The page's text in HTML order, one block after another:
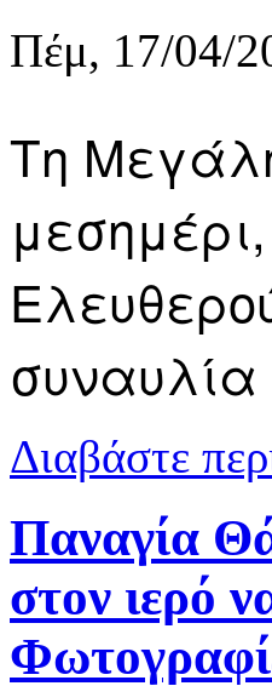
Πέμ, 17/04/
Τη
Διαβάστε
Παναγία
στον ιερό